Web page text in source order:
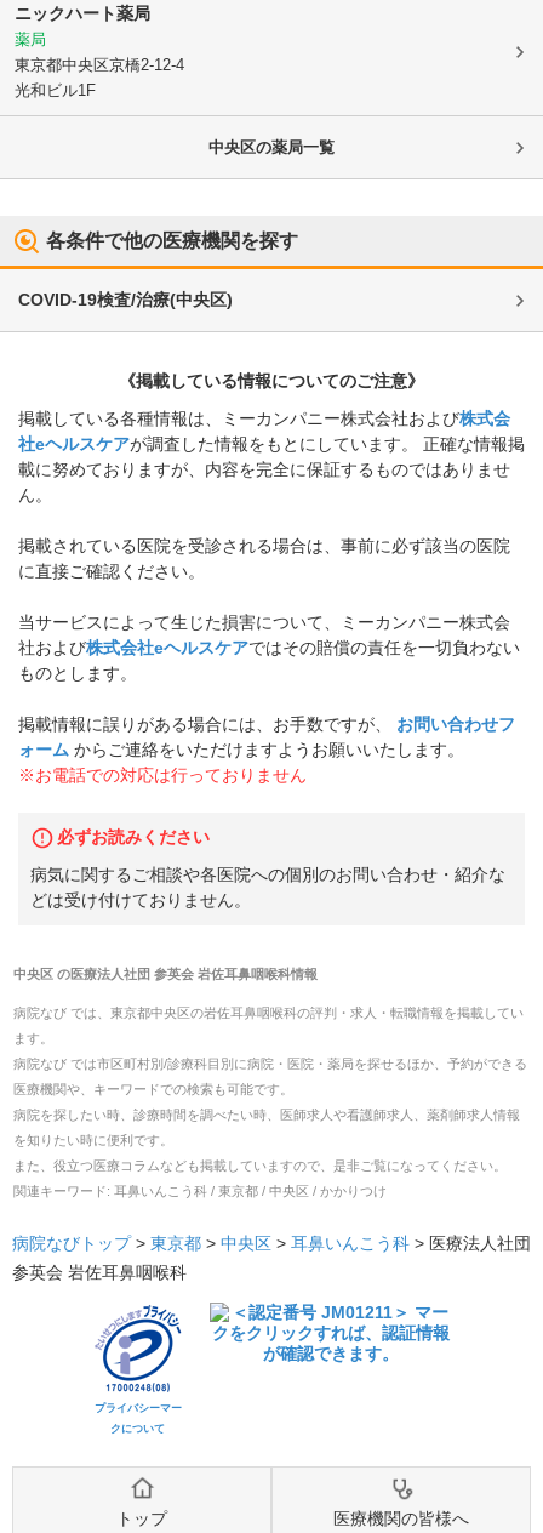
ニックハート薬局
薬局
東京都中央区京橋2-12-4
光和ビル1F
中央区の薬局一覧
各条件で他の医療機関を探す
COVID-19検査/治療(中央区)
《掲載している情報についてのご注意》
掲載している各種情報は、ミーカンパニー株式会社および株式会
社eヘルスケアが調査した情報をもとにしています。 正確な情報掲
載に努めておりますが、内容を完全に保証するものではありませ
ん。
掲載されている医院を受診される場合は、事前に必ず該当の医院
に直接ご確認ください。
当サービスによって生じた損害について、ミーカンパニー株式会
社および株式会社eヘルスケアではその賠償の責任を一切負わない
ものとします。
掲載情報に誤りがある場合には、お手数ですが、
お問い合わせフ
ォーム からご連絡をいただけますようお願いいたします。
※お電話での対応は行っておりません
必ずお読みください
病気に関するご相談や各医院への個別のお問い合わせ・紹介な
どは受け付けておりません。
中央区の医療法人社団 参英会 岩佐耳鼻咽喉科情報
病院なび では、 東京都中央区の岩佐耳鼻咽喉科の評判・求人・転職情報を掲載してい
ます。
病院なび では市区町村別/診療科目別に病院・医院・薬局を探せるほか、予約ができる
医療機関や、キーワードでの検索も可能です。
病院を探したい時、診療時間を調べたい時、医師求人や看護師求人、薬剤師求人情報
を知りたい時に便利です。
また、役立つ医療コラムなども掲載していますので、是非ご覧になってください。
関連キーワード: 耳鼻いんこう科 / 東京都 / 中央区 / かかりつけ
病院なびトップ> 東京都 > 中央区 > 耳鼻いんこう科 > 医療法人社団
参英会 岩佐耳鼻咽喉科
プライバシーマー
クについて
トップ 医療機関の皆様へ